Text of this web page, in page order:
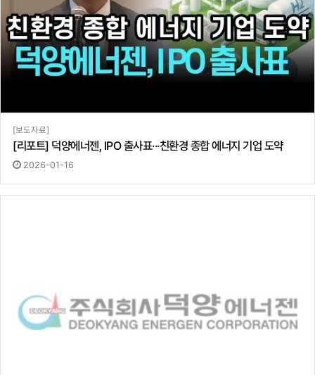
[보도자료]
[리포트] 덕양에너젠, IPO 출사표···친환경 종합 에너지 기업 도약
2026-01-16